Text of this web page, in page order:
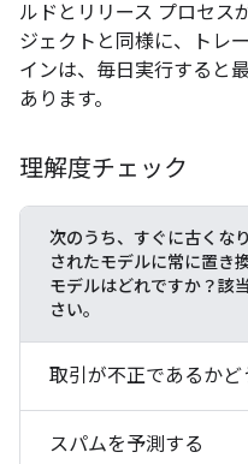
ルドとリリース プロセス
ジェクトと同様に、トレ
インは、毎日実行すると
あります。
理解度チェック
次のうち、すぐに古くな
されたモデルに常に置き
モデルはどれですか？該
さい。
取引が不正であるかど
スパムを予測する